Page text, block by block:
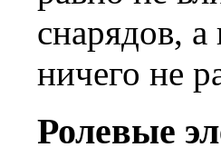
снарядов,
ничего не
Ролевые